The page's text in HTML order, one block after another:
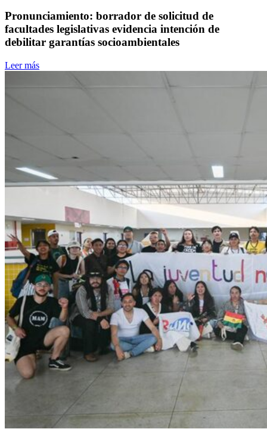
Pronunciamiento: borrador de solicitud de
facultades legislativas evidencia intención de
debilitar garantías socioambientales
Leer más